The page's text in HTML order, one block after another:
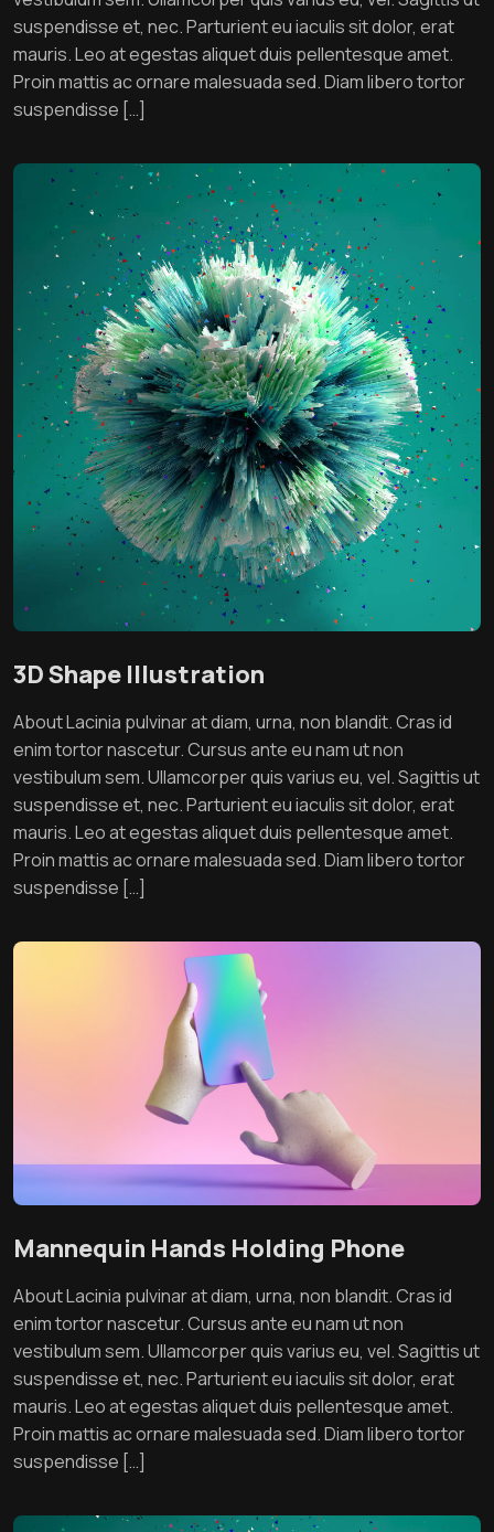
suspendisse et, nec. Parturient eu iaculis sit dolor, erat
mauris. Leo at egestas aliquet duis pellentesque amet.
Proin mattis ac ornare malesuada sed. Diam libero tortor
suspendisse […]
3D Shape Illustration
About Lacinia pulvinar at diam, urna, non blandit. Cras id
enim tortor nascetur. Cursus ante eu nam ut non
vestibulum sem. Ullamcorper quis varius eu, vel. Sagittis ut
suspendisse et, nec. Parturient eu iaculis sit dolor, erat
mauris. Leo at egestas aliquet duis pellentesque amet.
Proin mattis ac ornare malesuada sed. Diam libero tortor
suspendisse […]
Mannequin Hands Holding Phone
About Lacinia pulvinar at diam, urna, non blandit. Cras id
enim tortor nascetur. Cursus ante eu nam ut non
vestibulum sem. Ullamcorper quis varius eu, vel. Sagittis ut
suspendisse et, nec. Parturient eu iaculis sit dolor, erat
mauris. Leo at egestas aliquet duis pellentesque amet.
Proin mattis ac ornare malesuada sed. Diam libero tortor
suspendisse […]